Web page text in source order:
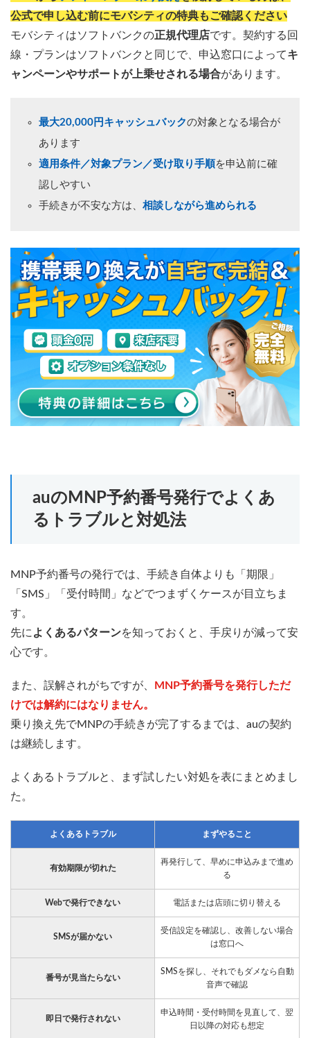
公式で申し込む前にモバシティの特典もご確認ください
モバシティはソフトバンクの正規代理店です。契約する回
線・プランはソフトバンクと同じで、申込窓口によってキ
ャンペーンやサポートが上乗せされる場合があります。
最大20,000円キャッシュバックの対象となる場合が
あります
適用条件／対象プラン／受け取り手順 を申込前に確
認しやすい
手続きが不安な方は、 相談しながら進められる
auのMNP予約番号発行でよくあ
るトラブルと対処法
MNP予約番号の発行では、手続き自体よりも「期限」
「SMS」「受付時間」などでつまずくケースが目立ちま
す。
先に よくあるパターンを知っておくと、手戻りが減って安
心です。
また、誤解されがちですが、
MNP予約番号を発行しただ
けでは解約にはなりません。
乗り換え先でMNPの手続きが完了するまでは、auの契約
は継続します。
よくあるトラブルと、まず試したい対処を表にまとめまし
た。
よくあるトラブル まずやること
有効期限が切れた
再発行して、早めに申込みまで進め
る
Webで発行できない 電話または店頭に切り替える
SMSが届かない
受信設定を確認し、改善しない場合
は窓口へ
番号が見当たらない
SMSを探し、それでもダメなら自動
音声で確認
即日で発行されない
申込時間・受付時間を見直して、翌
日以降の対応も想定